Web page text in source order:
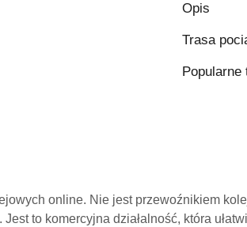
Opis
Trasa
Popularne
online. Nie jest przewoźnikiem
to komercyjna działalność, która